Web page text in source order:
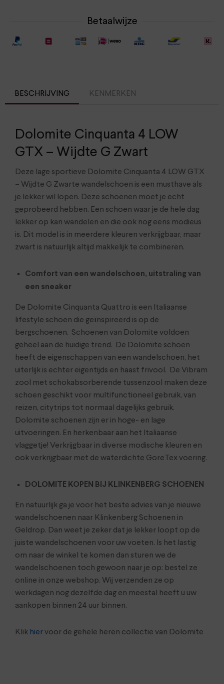
Betaalwijze
BESCHRIJVING KENMERKEN
Dolomite Cinquanta 4 LOW
GTX – Wijdte G Zwart
Deze lage sportieve Dolomite Cinquanta 4 LOW GTX
– Wijdte G Zwarte wandelschoen is een musthave als
je lekker wil lopen. Deze schoenen moet je echt
geprobeerd hebben. Een schoen waar je de hele dag
lekker op kan wandelen en die ook nog eens modieus
is. Dit model is in meerdere kleuren verkrijgbaar, maar
zwart is natuurlijk altijd makkelijk te combineren.
Comfort van een wandelschoen, uitstraling van
een sneaker
De Dolomite Cinquanta Quattro is een Italiaanse
lifestyle schoen die geïnspireerd is op de
bergschoenen. Schoenen van Dolomite voldoen
geheel aan de huidige trend. De Dolomite schoen
heeft de eigenschappen van een wandelschoen, het
uiterlijk is echter eigentijds en haast frivool. De Vibram
zool met schokabsorberende tussenzool maken deze
schoen geschikt voor multifunctioneel gebruik, van
reizen, citytrips tot normaal dagelijks gebruik.
Dolomite schoenen zijn er in hoge- en lage
uitvoeringen. En herkenbaar aan het Italiaanse
vlaggetje! Verkrijgbaar in diverse modische kleuren en
ook verkrijgbaar met de waterdichte GoreTex voering.
DOLOMITE KOPEN BIJ KLINKENBERG SCHOENEN
En natuurlijk ga je voor het beste advies van je nieuwe
wandelschoenen naar Klinkenberg Schoenen in
Geldrop. Dan weet je zeker dat je lekker loopt op de
juiste wandelschoenen voor uw voeten. Is het lastig
om naar de winkel te komen dan sturen we de
wandelschoenen toch gewoon naar je op: bestel ze
online in onze webshop. Wij verzenden ze op
werkdagen nog dezelfde dag en meestal heeft u uw
aankopen binnen 24 uur binnen.
Klik hiervoor de gehele heren collectie van Dolomite